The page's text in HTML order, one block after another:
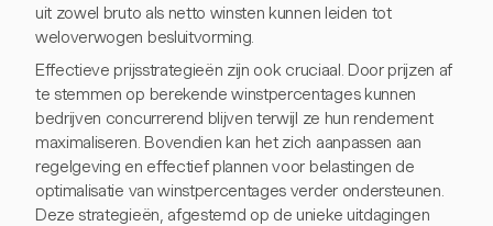
uit zowel bruto als netto winsten kunnen leiden tot
weloverwogen besluitvorming.
Effectieve prijsstrategieën zijn ook cruciaal. Door prijzen af
te stemmen op berekende winstpercentages kunnen
bedrijven concurrerend blijven terwijl ze hun rendement
maximaliseren. Bovendien kan het zich aanpassen aan
regelgeving en effectief plannen voor belastingen de
optimalisatie van winstpercentages verder ondersteunen.
Deze strategieën, afgestemd op de unieke uitdagingen